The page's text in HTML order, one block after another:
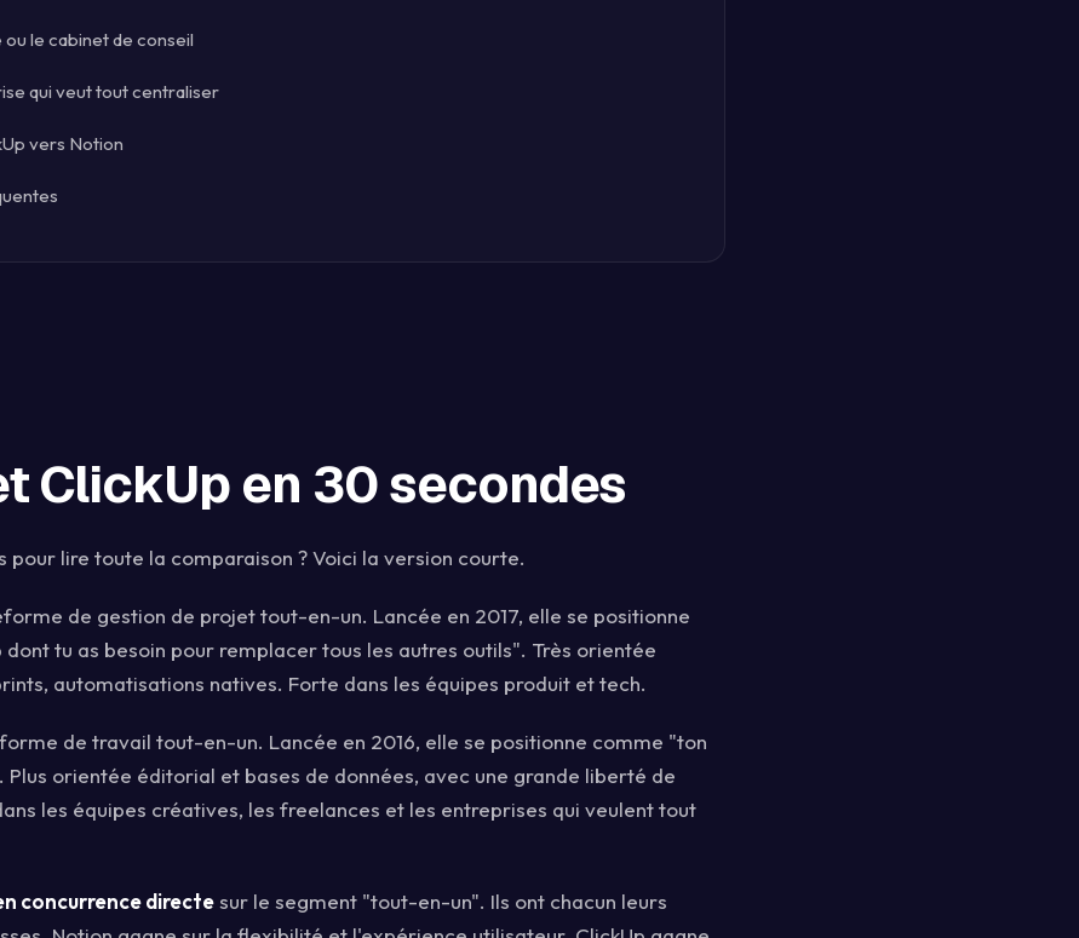
ou le cabinet de conseil
qui veut tout centraliser
vers Notion
ClickUp en 30 secondes
pour lire toute la comparaison ? Voici la version courte.
de gestion de projet tout-en-un. Lancée en 2017, elle se positionne
tu as besoin pour remplacer tous les autres outils". Très orientée
automatisations natives. Forte dans les équipes produit et tech.
de travail tout-en-un. Lancée en 2016, elle se positionne comme "ton
Plus orientée éditorial et bases de données, avec une grande liberté de
les équipes créatives, les freelances et les entreprises qui veulent tout
concurrence directesur le segment "tout-en-un". Ils ont chacun leurs